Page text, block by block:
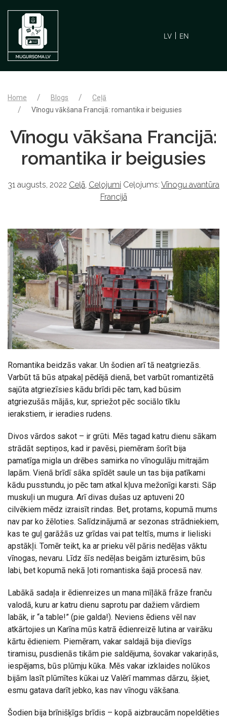
LV EN
Home Blogs
Ceļā
Vīnogu vākšana Francijā: romantika ir beigusies
Vīnogu vākšana Francijā:
romantika ir beigusies
31 augusts, 2022 Ceļā, Ceļojumi Ceļojums: Vīnogu avantūra
Francijā
Romantika beidzās vakar. Un šodien arī tā neatgriezās.
Varbūt tā būs atpakaļ pēdējā dienā, bet varbūt romantizētā
sajūta atgriezīsies kādu brīdi pēc tam, kad būsim
atgriezušās mājās, kur, spriežot pēc sociālo tīklu
ierakstiem, ir ieradies rudens.
Divos vārdos sakot – ir grūti. Mēs tagad katru dienu sākam
strādāt septiņos, kad ir pavēsi, piemēram šorīt bija
pamatīga migla un drēbes samirka no vīnogulāju mitrajām
lapām. Vienā brīdī sāka spīdēt saule un tas bija patīkami
kādu pusstundu, jo pēc tam atkal kļuva mežonīgi karsti. Sāp
muskuļi un mugura. Arī divas dušas uz aptuveni 20
cilvēkiem mēdz izraisīt rindas. Bet, protams, kopumā mums
nav par ko žēloties. Salīdzinājumā ar sezonas strādniekiem,
kas te guļ garāžās uz grīdas vai pat teltīs, mums ir lieliski
apstākļi. Tomēr teikt, ka ar prieku vēl pāris nedēļas vāktu
vīnogas, nevaru. Līdz šīs nedēļas beigām izturēsim, būs
labi, bet kopumā nekā ļoti romantiska šajā procesā nav.
Labākā sadaļa ir ēdienreizes un mana mīļākā frāze franču
valodā, kuru ar katru dienu saprotu par dažiem vārdiem
labāk, ir “a table!” (pie galda!). Neviens ēdiens vēl nav
atkārtojies un Karīna mūs katrā ēdienreizē lutina ar vairāku
kārtu ēdieniem. Piemēram, vakar saldajā bija dievīgs
tiramisu, pusdienās tikām pie saldējuma, šovakar vakariņās,
iespējams, būs plūmju kūka. Mēs vakar izklaides nolūkos
bijām lasīt plūmītes kūkai uz Valērī mammas dārzu, šķiet,
esmu gatava darīt jebko, kas nav vīnogu vākšana.
Šodien bija brīnišķīgs brīdis – kopā aizbraucām nopeldēties